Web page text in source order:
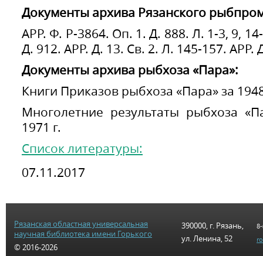
Документы архива Рязанского
АРР. Ф. Р-3864. Оп. 1. Д. 888. Л. 1-3, 9,
Д. 912. АРР. Д. 13. Св. 2. Л. 145-157. АРР.
Документы архива рыбхоза «Пара»:
Книги Приказов рыбхоза «Пара» за
Многолетние результаты рыбхоза
1971 г.
Список литературы:
07.11.2017
Рязанская областная универсальная
научная библиотека имени Горького
© 2016-2026
390000, г. Рязань,
ул. Ленина, 52